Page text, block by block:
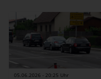
05.06.2026 - 20:25 Uhr